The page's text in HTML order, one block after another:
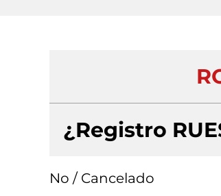
¿Registro
No / Cancelado